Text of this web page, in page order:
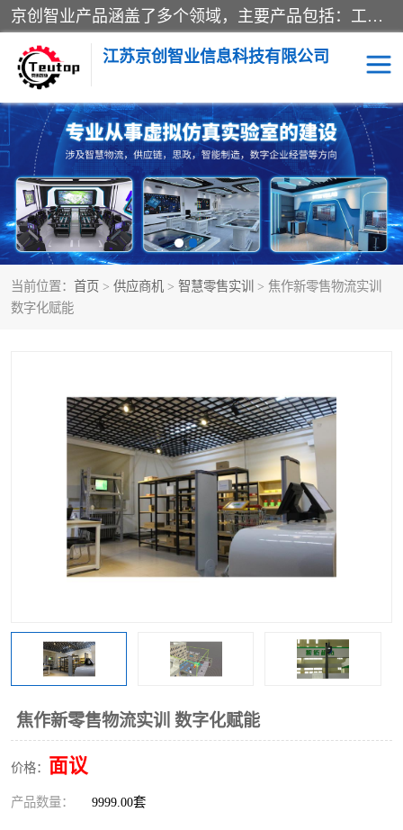
京创智业产品涵盖了多个领域，主要产品包括：工业4.0生产线解决方案，智慧物流综合实训室，教学设备与实验室建设，虚拟仿真实验室等。公司将秉持“创新、执着、诚信、共赢”的理念，以“将服务当作使命”为核心价值观，致力于为客户创造价值，与客户、合作伙伴和员工共同成长。
江苏京创智业信息科技有限公司
当前位置： 首页 > 供应商机 > 智慧零售实训
> 焦作新零售物流实训
数字化赋能
焦作新零售物流实训 数字化赋能
价格： 面议
产品数量： 9999.00套
VR物流实训 低碳供应链
生产系统仿真 冷链物流
供应链管理 思政
智慧零售实训 智能制造
工业工程实训室